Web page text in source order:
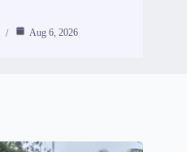
Aug 6, 2026